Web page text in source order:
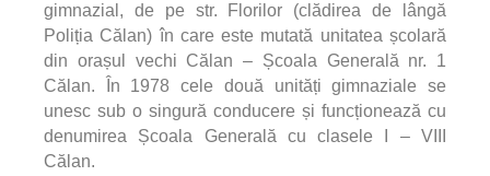
gimnazial, de pe str. Florilor (clădirea de lângă
Poliția Călan) în care este mutată unitatea școlară
din orașul vechi Călan – Școala Generală nr. 1
Călan. În 1978 cele două unități gimnaziale se
unesc sub o singură conducere și funcționează cu
denumirea Școala Generală cu clasele I – VIII
Călan.